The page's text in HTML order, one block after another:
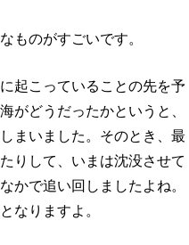
ものがすごいです。
起こっていることの先を予
がどうだったかというと、
まいました。そのとき、最
りして、いまは沈没させて
かで追い回しましたよね。
なりますよ。